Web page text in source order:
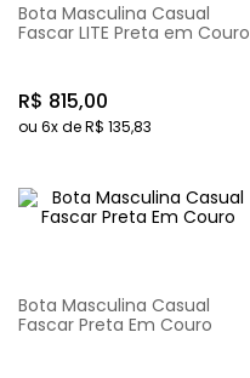
Bota Masculina Casual
Fascar LITE Preta em Couro
R$ 815,00
ou 6x deR$ 135,83
Bota Masculina Casual
Fascar Preta Em Couro